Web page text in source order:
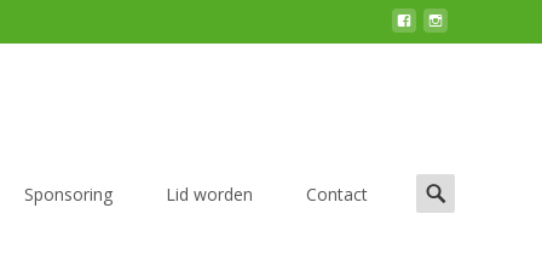
Sponsoring Lid worden Contact